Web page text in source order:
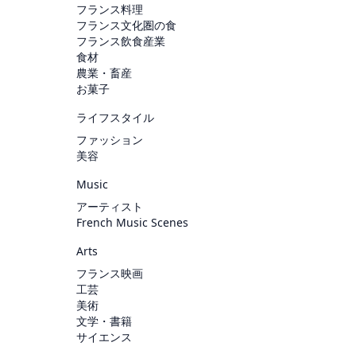
フランス料理
フランス文化圏の食
フランス飲食産業
食材
農業・畜産
お菓子
ライフスタイル
ファッション
美容
Music
アーティスト
French Music Scenes
Arts
フランス映画
工芸
美術
文学・書籍
サイエンス